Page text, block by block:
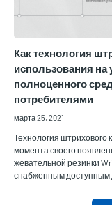
Как технология
использования на
полноценного
потребителями
марта 25, 2021
Технология штрихового
момента своего
жевательной резинки
снабженным доступным